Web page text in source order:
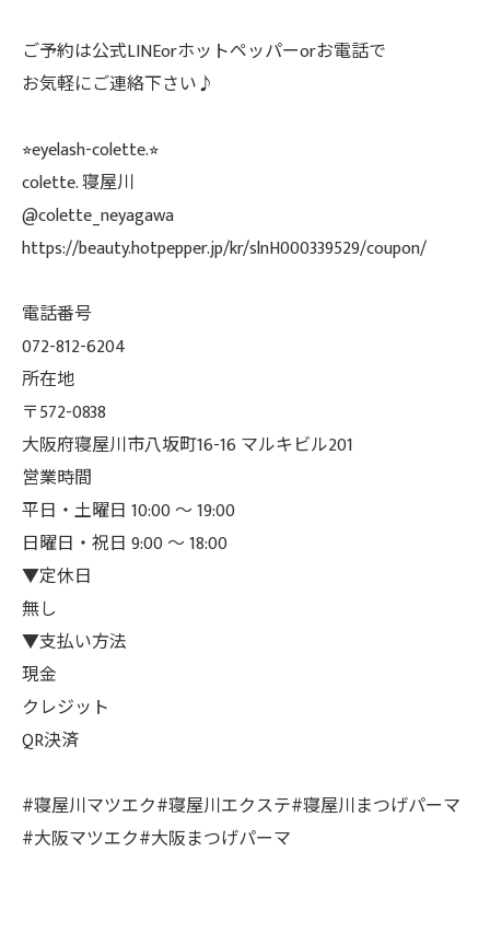
ご予約は公式LINEorホットペッパーorお電話で
お気軽にご連絡下さい♪
⭐︎eyelash-colette.⭐︎
colette. 寝屋川
@colette_neyagawa
https://beauty.hotpepper.jp/kr/slnH000339529/coupon/
電話番号
072-812-6204
所在地
〒572-0838
大阪府寝屋川市八坂町16-16 マルキビル201
営業時間
平日・土曜日 10:00 ～ 19:00
日曜日・祝日 9:00 ～ 18:00
▼定休日
無し
▼支払い方法
現金
クレジット
QR決済⁡
#寝屋川マツエク#寝屋川エクステ#寝屋川まつげパーマ
#大阪マツエク#大阪まつげパーマ